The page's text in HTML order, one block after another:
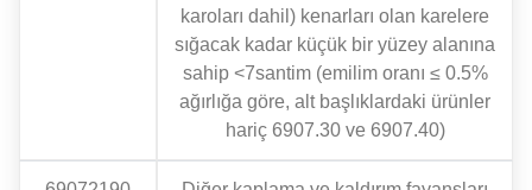
karoları dahil) kenarları olan karelere
sığacak kadar küçük bir yüzey alanına
sahip <7santim (emilim oranı ≤ 0.5%
ağırlığa göre, alt başlıklardaki ürünler
hariç 6907.30 ve 6907.40)